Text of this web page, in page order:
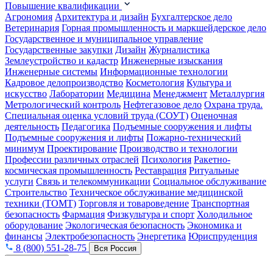
Повышение квалификации
Агрономия Архитектура и дизайн Бухгалтерское дело
Ветеринария Горная промышленность и маркшейдерское дело
Государственное и муниципальное управление
Государственные закупки Дизайн Журналистика
Землеустройство и кадастр Инженерные изыскания
Инженерные системы Информационные технологии
Кадровое делопроизводство Косметология Культура и
искусство Лаборатории Медицина Менеджмент Металлургия
Метрологический контроль Нефтегазовое дело Охрана труда.
Специальная оценка условий труда (СОУТ) Оценочная
деятельность Педагогика Подъемные сооружения и лифты
Подъемные сооружения и лифты Пожарно-технический
минимум Проектирование Производство и технологии
Профессии различных отраслей Психология Ракетно-
космическая промышленность Реставрация Ритуальные
услуги Связь и телекоммуникации Социальное обслуживание
Строительство Техническое обслуживание медицинской
техники (ТОМТ) Торговля и товароведение Транспортная
безопасность Фармация Физкультура и спорт Холодильное
оборудование Экологическая безопасность Экономика и
финансы Электробезопасность Энергетика Юриспруденция
8 (800) 551-28-75
Вся Россия